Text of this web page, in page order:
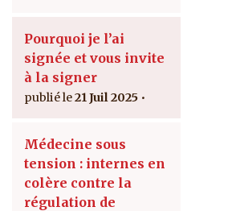
Pourquoi je l’ai
signée et vous invite
à la signer
21 Juil 2025
Médecine sous
tension : internes en
colère contre la
régulation de